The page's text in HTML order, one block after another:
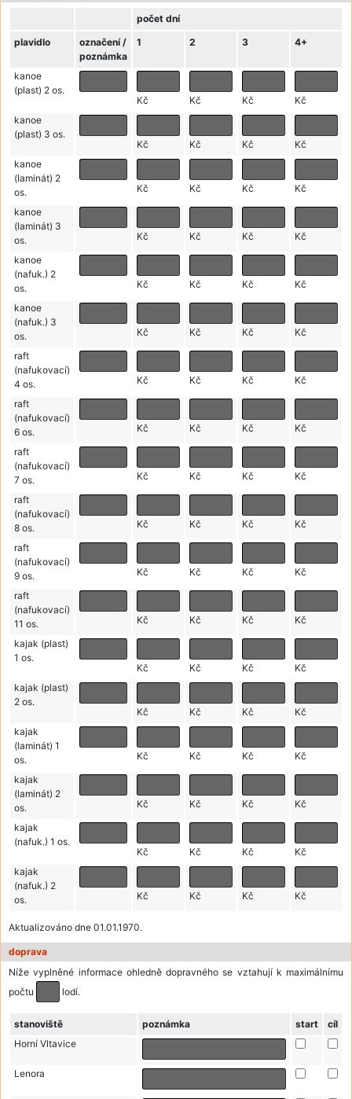
počet dní
plavidlo
označení /
poznámka
1 2 3 4+
kanoe
(plast) 2 os.
Kč
Kč Kč
Kč
kanoe
(plast) 3 os.
Kč
Kč Kč
Kč
kanoe
(laminát) 2
os.
Kč Kč Kč
Kč
kanoe
(laminát) 3
os.
Kč Kč Kč
Kč
kanoe
(nafuk.) 2
os.
Kč Kč Kč
Kč
kanoe
(nafuk.) 3
os.
Kč Kč Kč
Kč
raft
(nafukovací)
4 os.
Kč Kč Kč
Kč
raft
(nafukovací)
6 os.
Kč Kč Kč
Kč
raft
(nafukovací)
7 os.
Kč Kč Kč
Kč
raft
(nafukovací)
8 os.
Kč Kč Kč
Kč
raft
(nafukovací)
9 os.
Kč Kč Kč
Kč
raft
(nafukovací)
11 os.
Kč Kč Kč
Kč
kajak (plast)
1 os.
Kč
Kč Kč
Kč
kajak (plast)
2 os.
Kč
Kč Kč
Kč
kajak
(laminát) 1
os.
Kč Kč Kč
Kč
kajak
(laminát) 2
os.
Kč Kč Kč
Kč
kajak
(nafuk.) 1 os.
Kč
Kč Kč
Kč
kajak
(nafuk.) 2
os.
Kč Kč Kč Kč
Aktualizováno dne 01.01.1970.
doprava
Níže vyplněné informace ohledně dopravného se vztahují k maximálnímu
počtu
lodí.
stanoviště poznámka start
cíl
Horní Vltavice
Lenora